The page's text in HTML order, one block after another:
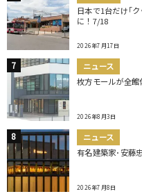
日本で1台だけ｢
に！7/18
2026年7月17日
ニュース
枚方モールが全
2026年8月3日
ニュース
有名建築家･安藤
2026年7月8日